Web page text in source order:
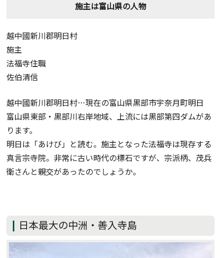
施主は富山県の人物
越中國新川郡明日村
施主
法福寺住職
佐伯清信
越中國新川郡明日村…現在の富山県黒部市宇奈月町明日
富山県東部・黒部川右岸地域、上流には黒部第四ダムがあ
ります。
明日は「あけび」と読む。施主となった法福寺は現存する
真言宗寺院。非常に古い時代の標石ですが、宗派柄、茂兵
衛さんと親交があったのでしょうか。
日本最大の中洲・善入寺島